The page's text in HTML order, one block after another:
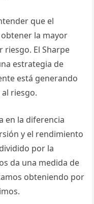
que el
la mayor
El Sharpe
estrategia de
está generando
riesgo.
en la diferencia
y el rendimiento
por la
da una medida de
obteniendo por